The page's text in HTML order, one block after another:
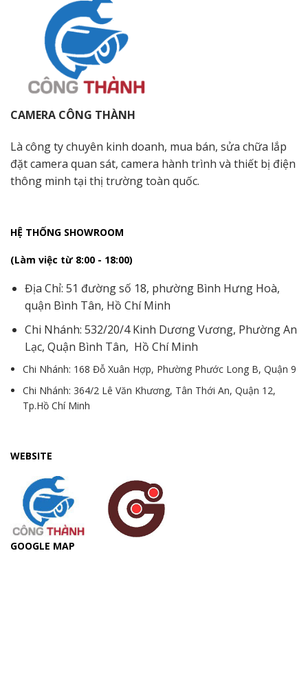
CAMERA CÔNG THÀNH
Là công ty chuyên kinh doanh, mua bán, sửa chữa lắp
đặt camera quan sát, camera hành trình và thiết bị điện
thông minh tại thị trường toàn quốc.
HỆ THỐNG SHOWROOM
(Làm việc từ 8:00 - 18:00)
Địa Chỉ: 51 đường số 18, phường Bình Hưng Hoà,
quận Bình Tân, Hồ Chí Minh
Chi Nhánh: 532/20/4 Kinh Dương Vương, Phường An
Lạc, Quận Bình Tân, Hồ Chí Minh
Chi Nhánh: 168 Đỗ Xuân Hợp, Phường Phước Long B, Quận 9
Chi Nhánh: 364/2 Lê Văn Khương, Tân Thới An, Quận 12,
Tp.Hồ Chí Minh
WEBSITE
GOOGLE MAP